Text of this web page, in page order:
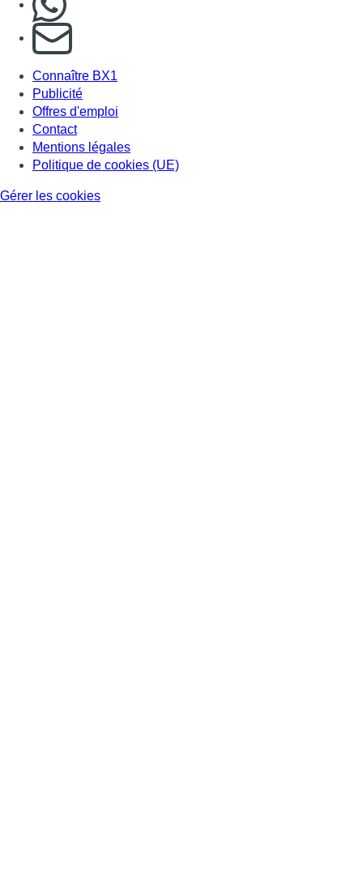
S'abonner à notre newsletter
Connaître BX1
Publicité
Offres d'emploi
Contact
Mentions légales
Politique de cookies (UE)
Gérer les cookies